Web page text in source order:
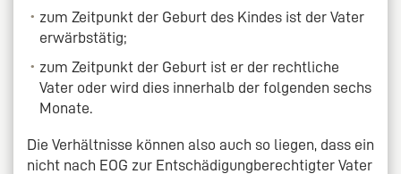
zum Zeitpunkt der Geburt des Kindes ist der Vater
erwärbstätig;
zum Zeitpunkt der Geburt ist er der rechtliche
Vater oder wird dies innerhalb der folgenden sechs
Monate.
Die Verhältnisse können also auch so liegen, dass ein
nicht nach EOG zur Entschädigungberechtigter Vater